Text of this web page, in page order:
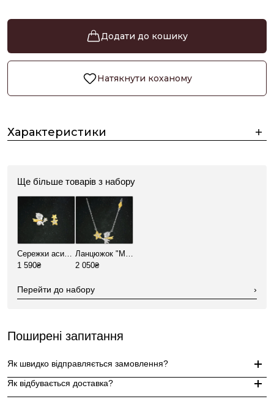
Додати до кошику
Натякнути коханому
Характеристики
Ще більше товарів з набору
Сережки асиметричні "Маленький принц"
1 590₴
Ланцюжок "Маленький принц"
2 050₴
Перейти до набору ›
Поширені запитання
Як швидко відправляється замовлення?
Як відбувається доставка?